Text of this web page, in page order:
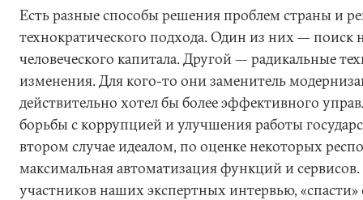
Есть разные способы решения проблем страны и
технократического подхода. Один из них — поиск
человеческого капитала. Другой — радикальные
изменения. Для кого-то они заменитель
действительно хотел бы более эффективного
борьбы с коррупцией и улучшения работы
втором случае идеалом, по оценке некоторых
максимальная автоматизация функций и
участников наших экспертных интервью,